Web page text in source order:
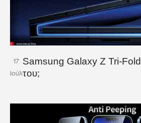
17
Ιούλ
Samsung Galaxy Z Tri-
του;